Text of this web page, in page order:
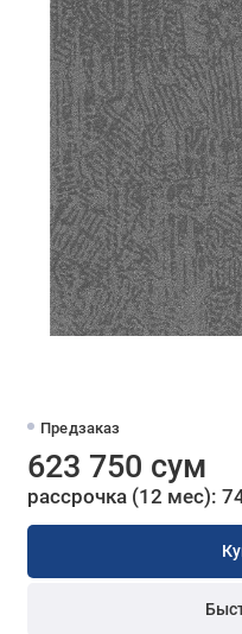
Предзаказ
623 750 сум
рассрочка (12 мес):